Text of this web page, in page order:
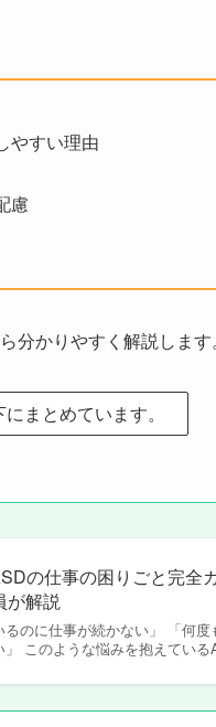
やすい理由
慮
分かりやすく解説します。
まとめています。
の仕事の困りごと完全
が解説
るのに仕事が続かない」 「何
」 このような悩みを抱えてい